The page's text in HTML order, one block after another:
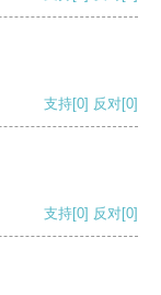
支持[0] 反对[0]
支持[0] 反对[0]